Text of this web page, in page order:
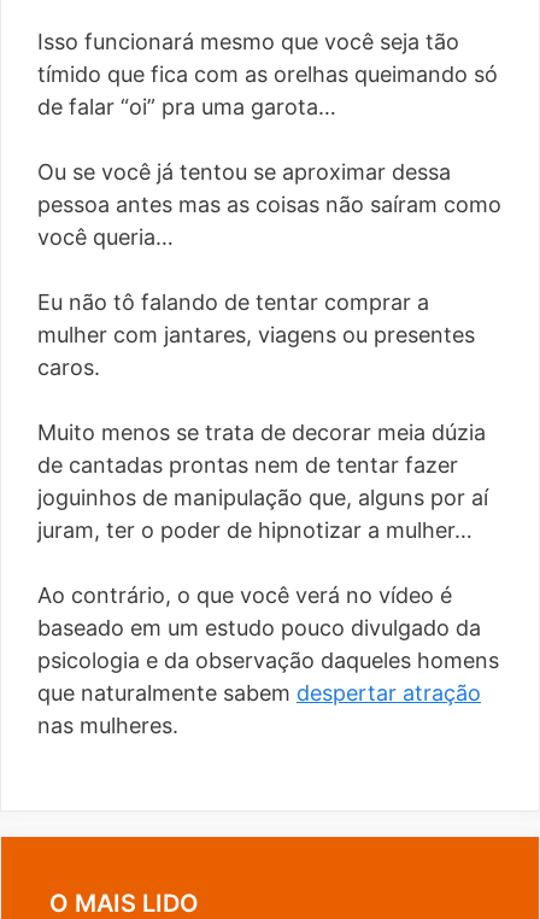
Isso funcionará mesmo que você seja tão
tímido que fica com as orelhas queimando só
de falar “oi” pra uma garota…
Ou se você já tentou se aproximar dessa
pessoa antes mas as coisas não saíram como
você queria…
Eu não tô falando de tentar comprar a
mulher com jantares, viagens ou presentes
caros.
Muito menos se trata de decorar meia dúzia
de cantadas prontas nem de tentar fazer
joguinhos de manipulação que, alguns por aí
juram, ter o poder de hipnotizar a mulher…
Ao contrário, o que você verá no vídeo é
baseado em um estudo pouco divulgado da
psicologia e da observação daqueles homens
que naturalmente sabem despertar atração
nas mulheres.
O MAIS LIDO